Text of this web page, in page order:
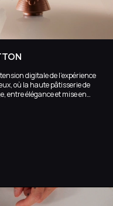
digitale de l’expérience
où la haute pâtisserie de
entre élégance et mise en